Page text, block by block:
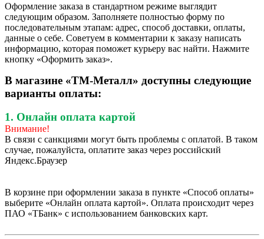
Оформление заказа в стандартном режиме выглядит
следующим образом. Заполняете полностью форму по
последовательным этапам: адрес, способ доставки, оплаты,
данные о себе. Советуем в комментарии к заказу написать
информацию, которая поможет курьеру вас найти. Нажмите
кнопку «Оформить заказ».
В магазине «ТМ-Металл» доступны следующие
варианты оплаты:
1. Онлайн оплата картой
Внимание!
В связи с санкциями могут быть проблемы с оплатой. В таком
случае, пожалуйста, оплатите заказ через российский
Яндекс.Браузер
В корзине при оформлении заказа в пункте «Способ оплаты»
выберите «Онлайн оплата картой». Оплата происходит через
ПАО «ТБанк» с использованием банковских карт.